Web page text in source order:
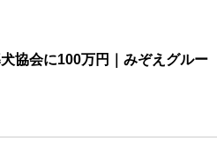
協会に100万円｜みぞえグルー